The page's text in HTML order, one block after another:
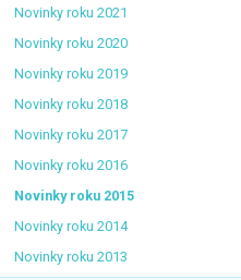
Novinky roku 2021
Novinky roku 2020
Novinky roku 2019
Novinky roku 2018
Novinky roku 2017
Novinky roku 2016
Novinky roku 2015
Novinky roku 2014
Novinky roku 2013